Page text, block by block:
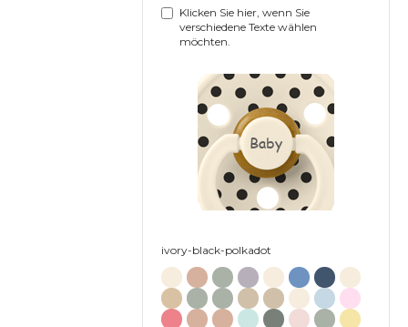
Klicken Sie hier, wenn Sie
verschiedene Texte wählen
möchten.
Baby
ivory-black-polkadot